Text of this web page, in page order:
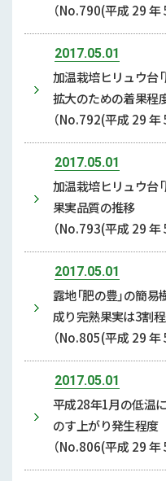
（No.790(平成 29
2017.05.01
加温栽培ヒリュウ台
拡大のための着果程
（No.792(平成 29
2017.05.01
加温栽培ヒリュウ台
果実品質の推移
（No.793(平成 29
2017.05.01
露地「肥の豊」の簡
成り完熟果実は3割
（No.805(平成 29
2017.05.01
平成28年1月の低温
のす上がり発生程度
（No.806(平成 29